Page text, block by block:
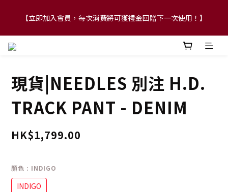
【FLASH SALE 兩件指定現貨產品即享88折】
【立即加入會員，每次消費將可獲禮金回贈下一次使用！】
【FLASH SALE 兩件指定現貨產品即享88折】
現貨|NEEDLES 別注 H.D.
TRACK PANT - DENIM
HK$1,799.00
顏色 : INDIGO
INDIGO